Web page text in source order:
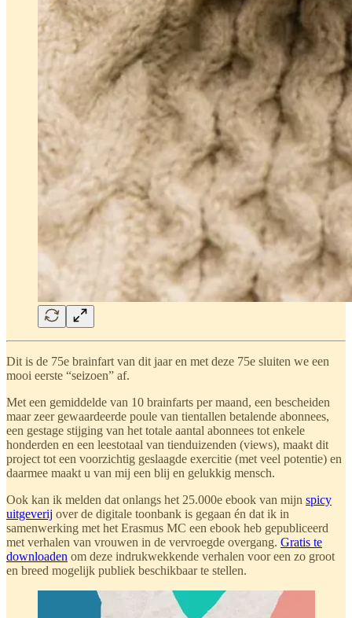
Dit is de 75e brainfart van dit jaar en met deze 75e sluiten we een
mooi eerste “seizoen” af.
Met een gemiddelde van 10 brainfarts per maand, een bescheiden
maar zeer gewaardeerde poule van tientallen betalende abonnees,
een gestage stijging van het totale aantal abonnees tot enkele
honderden en een leestotaal van tienduizenden (views), maakt dit
project tot een voorzichtig geslaagde exercitie (met veel potentie) en
daarmee maakt u van mij een blij en gelukkig mensch.
Ook kan ik melden dat onlangs het 25.000e ebook van mijn spicy
uitgeverij over de digitale toonbank is gegaan én dat ik in
samenwerking met het Erasmus MC een ebook heb gepubliceerd
met verhalen van vrouwen in de vervroegde overgang. Gratis te
downloaden om deze indrukwekkende verhalen voor een zo groot
en breed mogelijk publiek beschikbaar te stellen.